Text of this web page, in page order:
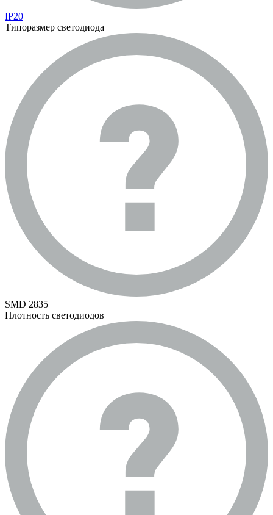
IP20
Типоразмер светодиода
SMD 2835
Плотность светодиодов